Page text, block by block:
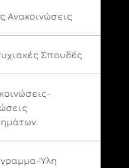
Ανακοινώσεις
Σπουδές
Ύλη